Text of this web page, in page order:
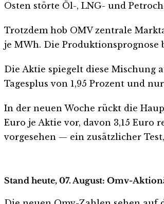
Osten störte Öl-, LNG- und
Trotzdem hob OMV zentrale
je MWh. Die Produktionsprognose
Die Aktie spiegelt diese Mischung
Tagesplus von 1,95 Prozent und
In der neuen Woche rückt die
Euro je Aktie vor, davon 3,15 Euro
vorgesehen — ein zusätzlicher
Stand heute, 07. August: Omv-